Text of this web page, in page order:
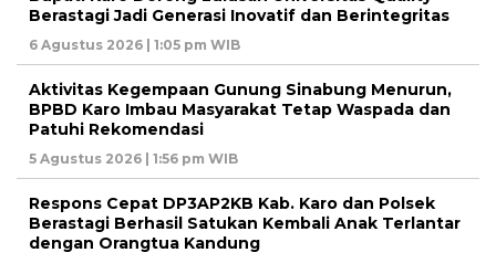
Berastagi Jadi Generasi Inovatif dan Berintegritas
6 Agustus 2026 | 1:05 pm WIB
Aktivitas Kegempaan Gunung Sinabung Menurun,
BPBD Karo Imbau Masyarakat Tetap Waspada dan
Patuhi Rekomendasi
5 Agustus 2026 | 1:56 pm WIB
Respons Cepat DP3AP2KB Kab. Karo dan Polsek
Berastagi Berhasil Satukan Kembali Anak Terlantar
dengan Orangtua Kandung